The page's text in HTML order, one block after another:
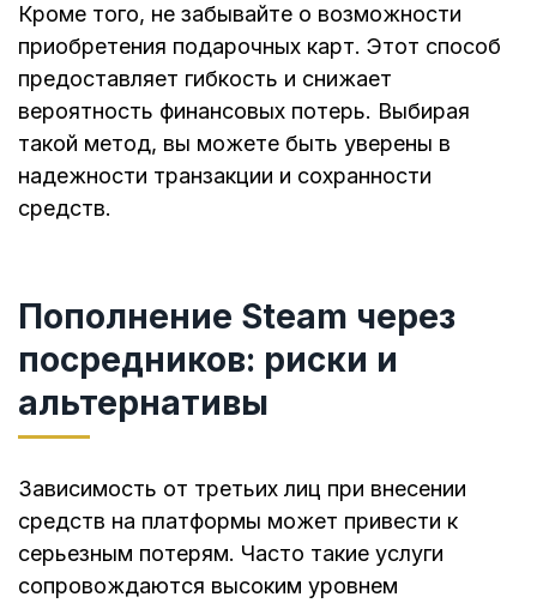
Кроме того, не забывайте о возможности
приобретения подарочных карт. Этот способ
предоставляет гибкость и снижает
вероятность финансовых потерь. Выбирая
такой метод, вы можете быть уверены в
надежности транзакции и сохранности
средств.
Пополнение Steam через
посредников: риски и
альтернативы
Зависимость от третьих лиц при внесении
средств на платформы может привести к
серьезным потерям. Часто такие услуги
сопровождаются высоким уровнем